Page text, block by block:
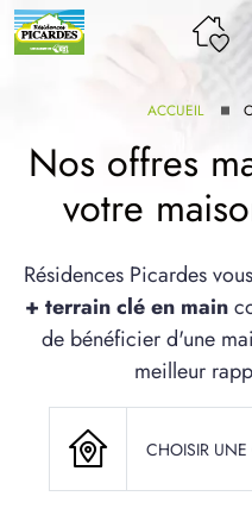
GAMME
SERVICE BDL EXTENSION
ARTICLES
ACCUEIL
Nos offres
votre
Résidences Picardes
+ terrain clé en main
de bénéficier d'une
meilleur
CHOISIR